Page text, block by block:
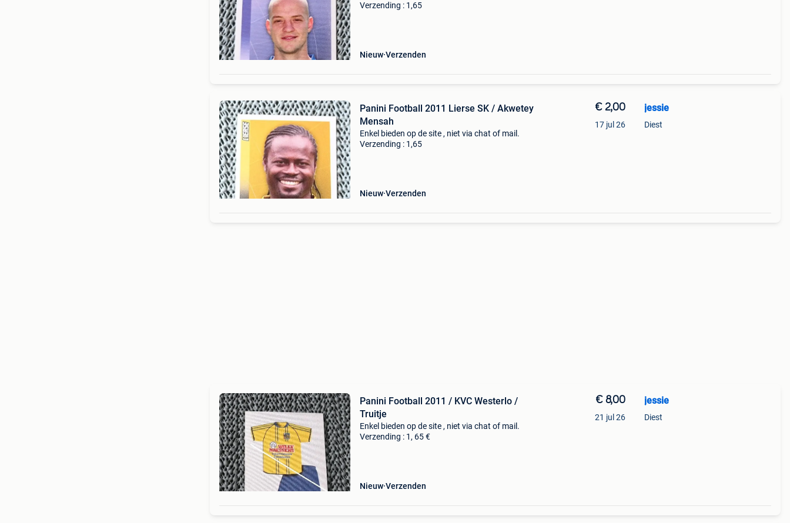
Verzending : 1,65
Nieuw Verzenden
Panini Football 2011 Lierse SK / Akwetey
Mensah
Enkel bieden op de site , niet via chat of mail.
Verzending : 1,65
Nieuw Verzenden
€ 2,00
17 jul 26
jessie
Diest
Panini Football 2011 / KVC Westerlo /
Truitje
Enkel bieden op de site , niet via chat of mail.
Verzending : 1, 65 €
Nieuw Verzenden
€ 8,00
21 jul 26
jessie
Diest